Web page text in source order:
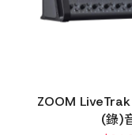
ZOOM
(錄)